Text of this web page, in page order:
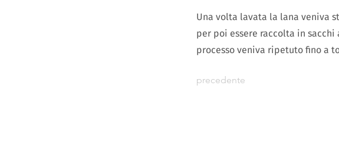
Una volta lavata la lana veniva
per poi essere raccolta in
processo veniva ripetuto fino a
precedente